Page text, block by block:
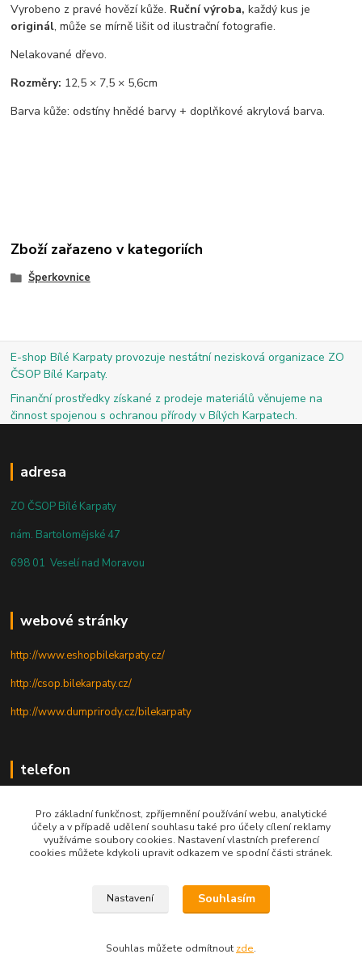
Vyrobeno z pravé hovězí kůže. Ruční výroba, každý kus je
originál, může se mírně lišit od ilustrační fotografie.
Nelakované dřevo.
Rozměry: 12,5 × 7,5 × 5,6cm
Barva kůže: odstíny hnědé barvy + doplňkové akrylová barva.
Zboží zařazeno v kategoriích
Šperkovnice
E-shop Bílé Karpaty provozuje nestátní nezisková organizace ZO
ČSOP Bílé Karpaty.
Finanční prostředky získané z prodeje materiálů věnujeme na
činnost spojenou s ochranou přírody v Bílých Karpatech.
adresa
ZO ČSOP Bílé Karpaty
nám. Bartolomějské 47
698 01 Veselí nad Moravou
webové stránky
http://www.eshopbilekarpaty.cz/
http://csop.bilekarpaty.cz/
http://www.dumprirody.cz/bilekarpaty
telefon
+420 727 880 789
PO - PÁ: 9 - 17
© 2025; ZO ČSOP Bílé Karpaty
Pro základní funkčnost, zpříjemnění používání webu, analytické
účely a v případě udělení souhlasu také pro účely cílení reklamy
využíváme soubory cookies. Nastavení vlastních preferencí
cookies můžete kdykoli upravit odkazem ve spodní části stránek.
Nastavení Souhlasím
Souhlas můžete odmítnout zde.